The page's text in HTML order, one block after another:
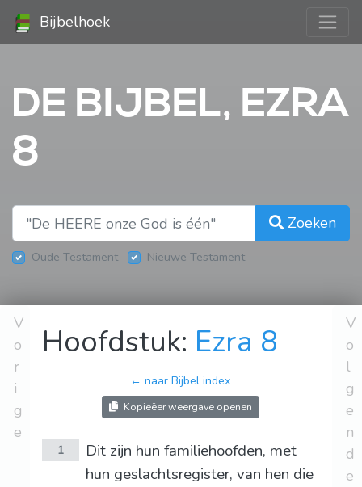
Bijbelhoek
DE BIJBEL, EZRA
8
Zoeken
Oude Testament Nieuwe Testament
V
o
r
i
g
e
Hoofdstuk: Ezra 8
← naar Bijbel index
Kopieëer weergave openen
1
Dit zijn hun familiehoofden, met
hun geslachtsregister, van hen die
V
o
l
g
e
n
d
e